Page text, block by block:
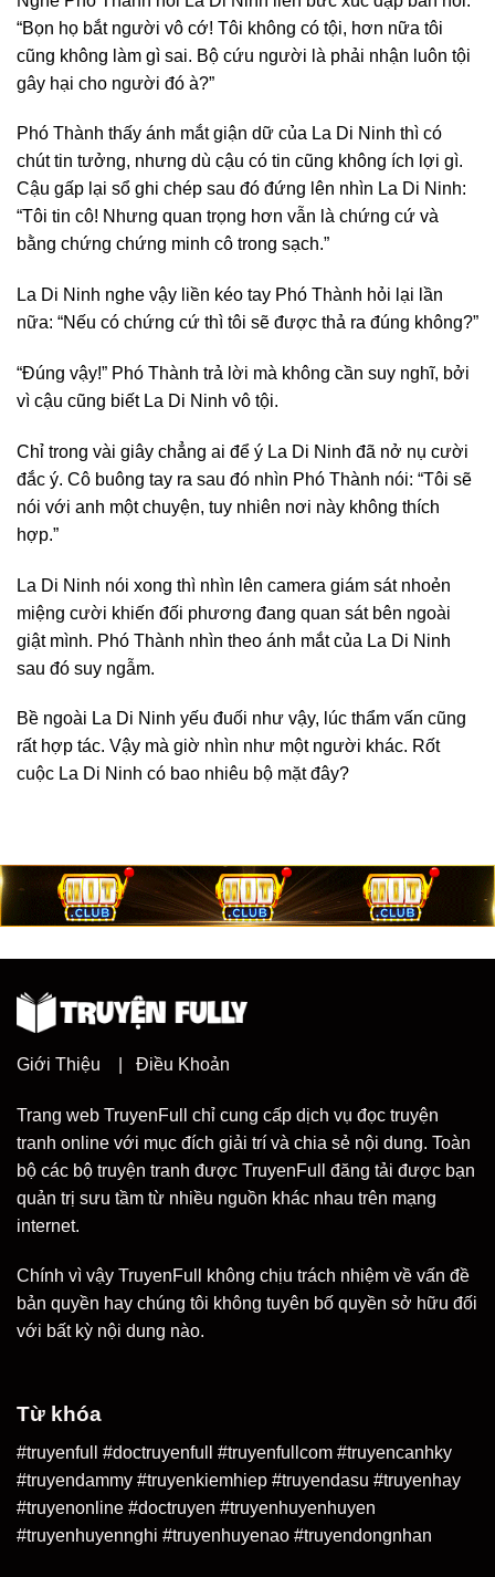
“Bọn họ bắt người vô cớ! Tôi không có tội, hơn nữa tôi
cũng không làm gì sai. Bộ cứu người là phải nhận luôn tội
gây hại cho người đó à?”
Phó Thành thấy ánh mắt giận dữ của La Di Ninh thì có
chút tin tưởng, nhưng dù cậu có tin cũng không ích lợi gì.
Cậu gấp lại sổ ghi chép sau đó đứng lên nhìn La Di Ninh:
“Tôi tin cô! Nhưng quan trọng hơn vẫn là chứng cứ và
bằng chứng chứng minh cô trong sạch.”
La Di Ninh nghe vậy liền kéo tay Phó Thành hỏi lại lần
nữa: “Nếu có chứng cứ thì tôi sẽ được thả ra đúng không?”
“Đúng vậy!” Phó Thành trả lời mà không cần suy nghĩ, bởi
vì cậu cũng biết La Di Ninh vô tội.
Chỉ trong vài giây chẳng ai để ý La Di Ninh đã nở nụ cười
đắc ý. Cô buông tay ra sau đó nhìn Phó Thành nói: “Tôi sẽ
nói với anh một chuyện, tuy nhiên nơi này không thích
hợp.”
La Di Ninh nói xong thì nhìn lên camera giám sát nhoẻn
miệng cười khiến đối phương đang quan sát bên ngoài
giật mình. Phó Thành nhìn theo ánh mắt của La Di Ninh
sau đó suy ngẫm.
Bề ngoài La Di Ninh yếu đuối như vậy, lúc thẩm vấn cũng
rất hợp tác. Vậy mà giờ nhìn như một người khác. Rốt
cuộc La Di Ninh có bao nhiêu bộ mặt đây?
Giới Thiệu Điều Khoản
Trang web TruyenFull chỉ cung cấp dịch vụ đọc truyện
tranh online với mục đích giải trí và chia sẻ nội dung. Toàn
bộ các bộ truyện tranh được TruyenFull đăng tải được bạn
quản trị sưu tầm từ nhiều nguồn khác nhau trên mạng
internet.
Chính vì vậy TruyenFull không chịu trách nhiệm về vấn đề
bản quyền hay chúng tôi không tuyên bố quyền sở hữu đối
với bất kỳ nội dung nào.
Từ khóa
#truyenfull #doctruyenfull #truyenfullcom #truyencanhky
#truyendammy #truyenkiemhiep #truyendasu #truyenhay
#truyenonline #doctruyen #truyenhuyenhuyen
#truyenhuyennghi #truyenhuyenao #truyendongnhan